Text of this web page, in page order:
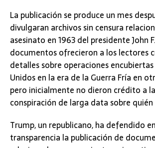
La publicación se produce un mes
divulgaran archivos sin censura
asesinato en 1963 del presidente John
documentos ofrecieron a los lectores
detalles sobre operaciones
Unidos en la era de la Guerra Fría en
pero inicialmente no dieron crédito a
conspiración de larga data sobre quién
Trump, un republicano, ha defendido
transparencia la publicación de